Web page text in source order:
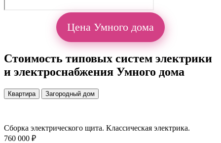
Цена Умного дома
Стоимость типовых систем электрики
и электроснабжения Умного дома
Квартира Загородный дом
Сборка электрического щита. Классическая электрика.
760 000 ₽